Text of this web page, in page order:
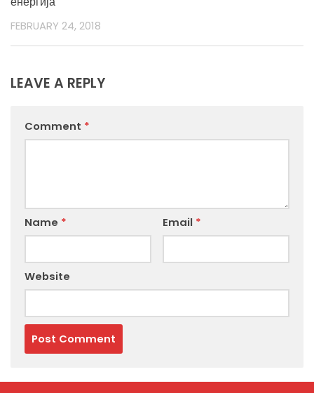
FEBRUARY 24, 2018
LEAVE A REPLY
Comment *
Name * Email *
Website